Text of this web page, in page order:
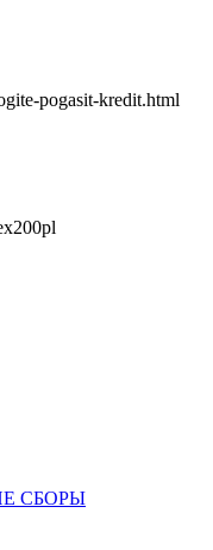
pogasit-kredit.html
СБОРЫ